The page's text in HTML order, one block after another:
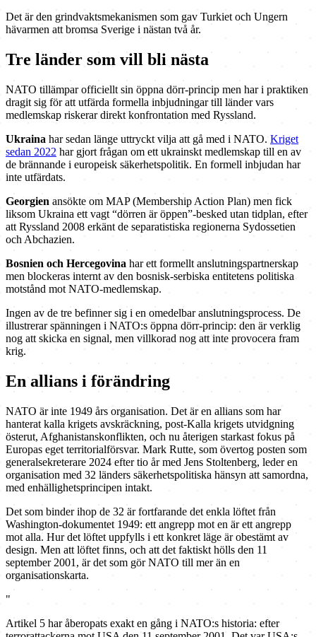
Det är den grindvaktsmekanismen som gav Turkiet och Ungern
hävarmen att bromsa Sverige i nästan två år.
Tre länder som vill bli nästa
NATO tillämpar officiellt sin öppna dörr-princip men har i praktiken
dragit sig för att utfärda formella inbjudningar till länder vars
medlemskap riskerar direkt konfrontation med Ryssland.
Ukraina har sedan länge uttryckt vilja att gå med i NATO. Kriget
sedan 2022 har gjort frågan om ett ukrainskt medlemskap till en av
de brännande i europeisk säkerhetspolitik. En formell inbjudan har
inte utfärdats.
Georgien ansökte om MAP (Membership Action Plan) men fick
liksom Ukraina ett vagt “dörren är öppen”-besked utan tidplan, efter
att Ryssland 2008 erkänt de separatistiska regionerna Sydossetien
och Abchazien.
Bosnien och Hercegovina har ett formellt anslutningspartnerskap
men blockeras internt av den bosnisk-serbiska entitetens politiska
motstånd mot NATO-medlemskap.
Ingen av de tre befinner sig i en omedelbar anslutningsprocess. De
illustrerar spänningen i NATO:s öppna dörr-princip: den är verklig
nog att skicka en signal, men villkorad nog att inte provocera fram
krig.
En allians i förändring
NATO är inte 1949 års organisation. Det är en allians som har
hanterat kalla krigets avskräckning, post-Kalla krigets utvidgning
österut, Afghanistanskonflikten, och nu återigen starkast fokus på
Europas eget territorialförsvar. Mark Rutte, som övertog posten som
generalsekreterare 2024 efter tio år med Jens Stoltenberg, leder en
organisation med 32 länders säkerhetspolitiska hänsyn att samordna,
med enhällighetsprincipen intakt.
Det som binder ihop de 32 är fortfarande det enkla löftet från
Washington-dokumentet 1949: ett angrepp mot en är ett angrepp
mot alla. Hur det löftet uppfylls i ett konkret läge är obestämt av
design. Men att löftet finns, och att det faktiskt hölls den 11
september 2001, är det som gör NATO till mer än en
organisationskarta.
"
Artikel 5 har åberopats exakt en gång i NATO:s historia: efter